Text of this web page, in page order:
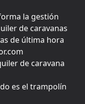
la gestión
de caravanas
de última hora
de caravana
es el trampolín